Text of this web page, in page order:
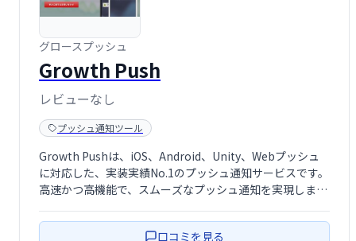
グロースプッシュ
Growth Push
レビューなし
プッシュ通知ツール
Growth Pushは、iOS、Android、Unity、Webプッシュ
に対応した、実装実績No.1のプッシュ通知サービスです。
高速かつ高機能で、スムーズなプッシュ通知を実現しま
口コミを見る